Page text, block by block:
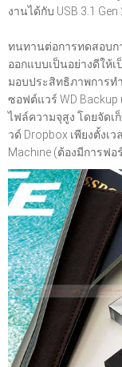
งานได้กับ USB 3.1 Gen
ทนทานต่อการทดสอบก
ออกแบบเป็นอย่างดีให้
มอบประสิทธิภาพการท
ซอฟต์แวร์ WD
ไฟล์ความจุสูง โดยจัด
วด์ Dropbox เพียงตั้งเ
Machine (ต้องมีการฟ